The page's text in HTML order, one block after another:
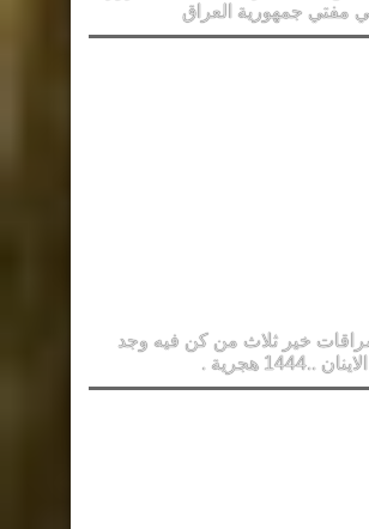
مفتي جمهورية العراق
خير ثلاث من كن فيه وجد
هجرية .